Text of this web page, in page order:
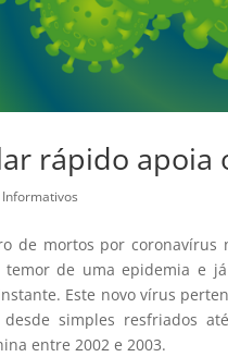
rápido
Informativos
de mortos por
de uma epidemia e
Este novo vírus
simples resfriados
entre 2002 e 2003.